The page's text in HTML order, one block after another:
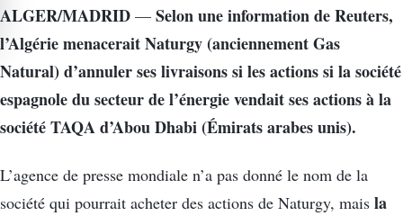
ALGER/MADRID — Selon une information de Reuters,
l’Algérie menacerait Naturgy (anciennement Gas
Natural) d’annuler ses livraisons si les actions si la société
espagnole du secteur de l’énergie vendait ses actions à la
société TAQA d’Abou Dhabi (Émirats arabes unis).
L’agence de presse mondiale n’a pas donné le nom de la
société qui pourrait acheter des actions de Naturgy, mais la